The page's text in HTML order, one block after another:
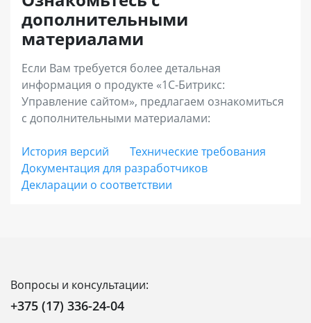
продаж электронных товаров, инструменты
увеличения среднего чека (наборы и
комплекты), запустить программу лояльности
и аффилиатские программы, использовать
расширенную отчетность.
«Энтерпрайз» – лицензия с максимальной
функциональностью для средних и крупных
интернет-магазинов, региональных и
встраивать интернет-магазин в
инфраструктуру компании для лучшей
Срок действия Ограниченной лицензии
совпадает со сроком исключительных прав на
программный продукт (по статье 988 ГК РБ).
дополнительными
материалами
Если Вам требуется более детальная
информация о продукте «1С-Битрикс:
Управление сайтом», предлагаем ознакомиться
с дополнительными материалами:
История версий
Технические требования
Документация для разработчиков
Декларации о соответствии
Вопросы и консультации:
+375 (17) 336-24-04